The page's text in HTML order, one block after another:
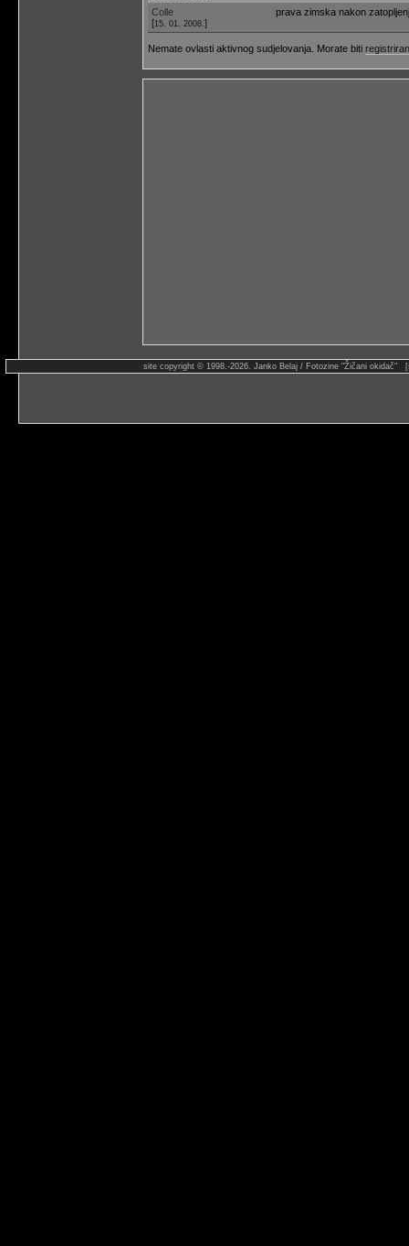
Colle
[15. 01. 2008. ]
prava zimska nakon
Nemate ovlasti aktivnog sudjelovanja. Morate biti
site copyright © 1998.-2026. Janko Belaj / Fotozine "Žičani okidač"